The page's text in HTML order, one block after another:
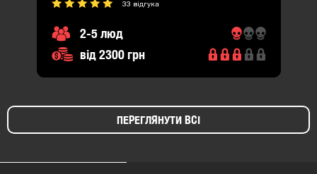
33 відгука
2-5 люд
від 2300 грн
ПЕРЕГЛЯНУТИ ВСІ